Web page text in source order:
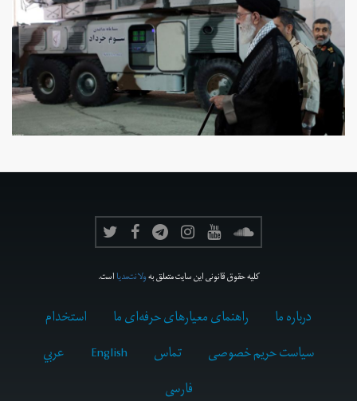
کلیه حقوق قانونی این سایت متعلق بهولانت‌مدیااست.
درباره ما راهنمای معیارهای حرفه‌ای ما
استخدام
سیاست حریم خصوصی
تماس English
عربي
فارسى